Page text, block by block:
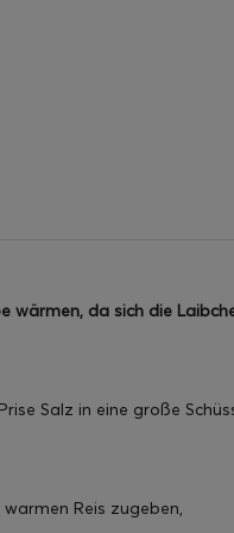
wärmen, da sich die
Salz in eine große
Reis zugeben,